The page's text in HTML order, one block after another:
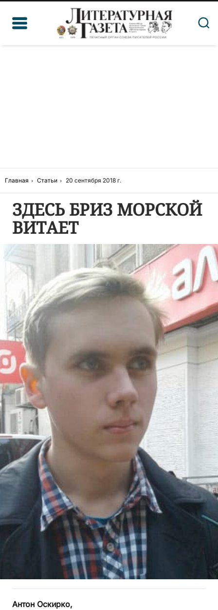
Главная Статьи 20 сентября 2018 г.
ЗДЕСЬ БРИЗ МОРСКОЙ
ВИТАЕТ
Антон Оскирко,